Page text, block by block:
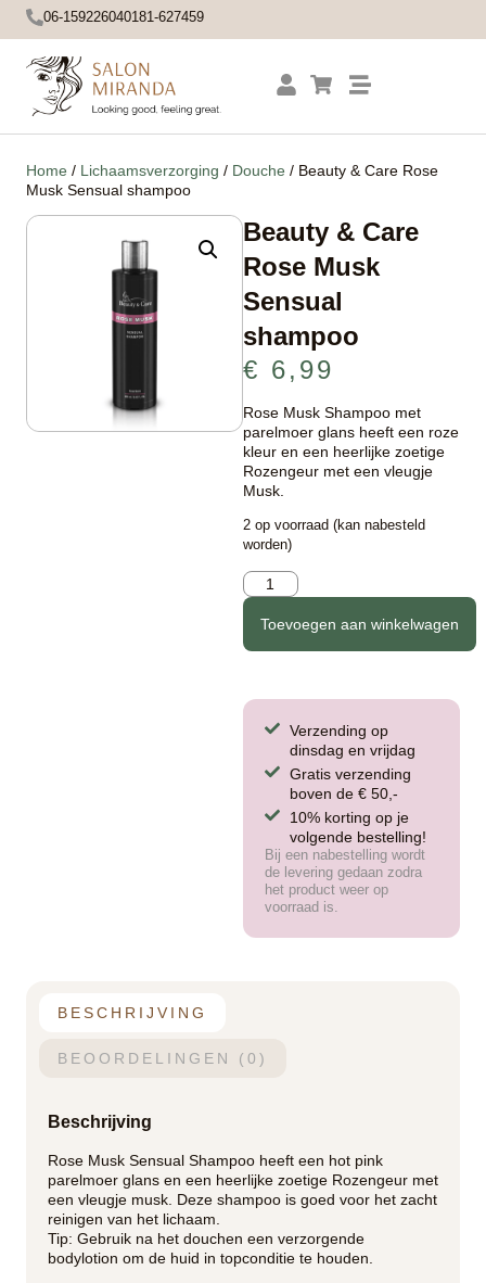
06-159226040181-627459
Home / Lichaamsverzorging / Douche / Beauty & Care Rose
Musk Sensual shampoo
Beauty & Care
Rose Musk
Sensual
shampoo
€ 6,99
Rose Musk Shampoo met
parelmoer glans heeft een roze
kleur en een heerlijke zoetige
Rozengeur met een vleugje
Musk.
2 op voorraad (kan nabesteld
worden)
Toevoegen aan winkelwagen
Verzending op
dinsdag en vrijdag
Gratis verzending
boven de € 50,-
10% korting op je
volgende bestelling!
Bij een nabestelling wordt
de levering gedaan zodra
het product weer op
voorraad is.
BESCHRIJVING
BEOORDELINGEN (0)
Beschrijving
Rose Musk Sensual Shampoo heeft een hot pink
parelmoer glans en een heerlijke zoetige Rozengeur met
een vleugje musk. Deze shampoo is goed voor het zacht
reinigen van het lichaam.
Tip: Gebruik na het douchen een verzorgende
bodylotion om de huid in topconditie te houden.